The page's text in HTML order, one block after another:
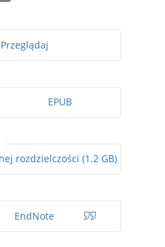
Przeglądaj
EPUB
Skany w pełnej rozdzielczości (1.2 GB)
EndNote